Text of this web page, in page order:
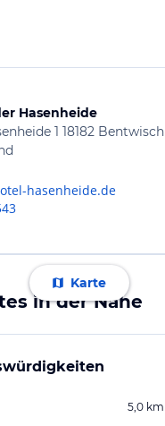
Hasenheide
1 18182 Bentwisch
hasenheide.de
Karte
in der Nähe
5,0 km